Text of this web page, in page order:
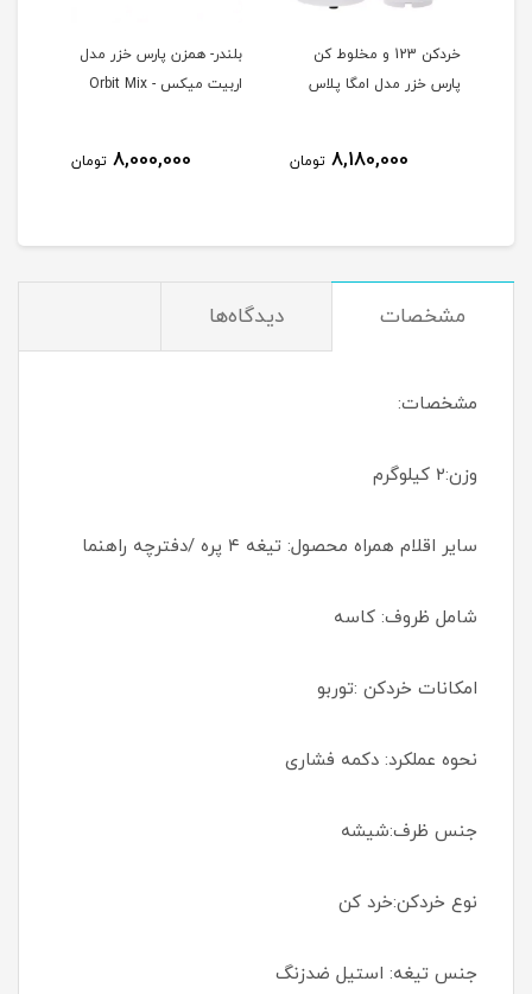
خردکن 123 و مخلوط کن
پارس خزر مدل امگا پلاس
8,180,000 تومان
بلندر- همزن پارس خزر مدل
اربیت میکس - Orbit Mix
8,000,000 تومان
مشخصات دیدگاه‌ها
مشخصات:
وزن:۲ کیلوگرم
سایر اقلام همراه محصول: تیغه ۴ پره /دفترچه راهنما
شامل ظروف: کاسه
امکانات خردکن :توربو
نحوه عملکرد: دکمه فشاری
جنس ظرف:شیشه
نوع خردکن:خرد کن
جنس تیغه: استیل ضدزنگ